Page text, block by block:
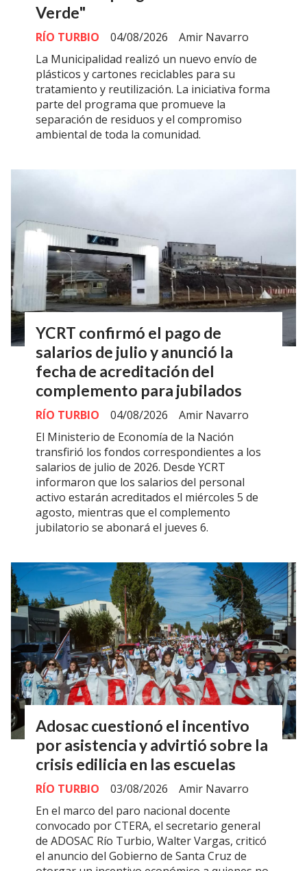
Verde"
Amir Navarro
RÍO TURBIO
04/08/2026
La Municipalidad realizó un nuevo envío de
plásticos y cartones reciclables para su
tratamiento y reutilización. La iniciativa forma
parte del programa que promueve la
separación de residuos y el compromiso
ambiental de toda la comunidad.
YCRT confirmó el pago de
salarios de julio y anunció la
fecha de acreditación del
complemento para jubilados
Amir Navarro
RÍO TURBIO
04/08/2026
El Ministerio de Economía de la Nación
transfirió los fondos correspondientes a los
salarios de julio de 2026. Desde YCRT
informaron que los salarios del personal
activo estarán acreditados el miércoles 5 de
agosto, mientras que el complemento
jubilatorio se abonará el jueves 6.
Adosac cuestionó el incentivo
por asistencia y advirtió sobre la
crisis edilicia en las escuelas
Amir Navarro
RÍO TURBIO
03/08/2026
En el marco del paro nacional docente
convocado por CTERA, el secretario general
de ADOSAC Río Turbio, Walter Vargas, criticó
el anuncio del Gobierno de Santa Cruz de